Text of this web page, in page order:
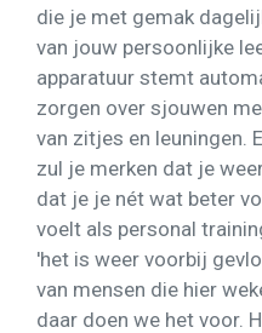
die je met gemak
van jouw persoonlijke
apparatuur stemt
zorgen over sjouwen
van zitjes en leuningen.
zul je merken dat je
dat je je nét wat beter
voelt als personal
'het is weer voorbij
van mensen die hier
daar doen we het voor.